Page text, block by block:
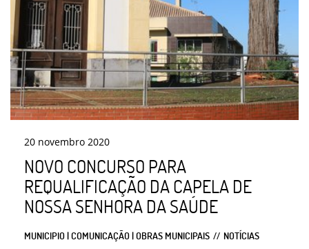
20 novembro 2020
NOVO CONCURSO PARA
REQUALIFICAÇÃO DA CAPELA DE
NOSSA SENHORA DA SAÚDE
MUNICIPIO | COMUNICAÇÃO | OBRAS MUNICIPAIS NOTÍCIAS